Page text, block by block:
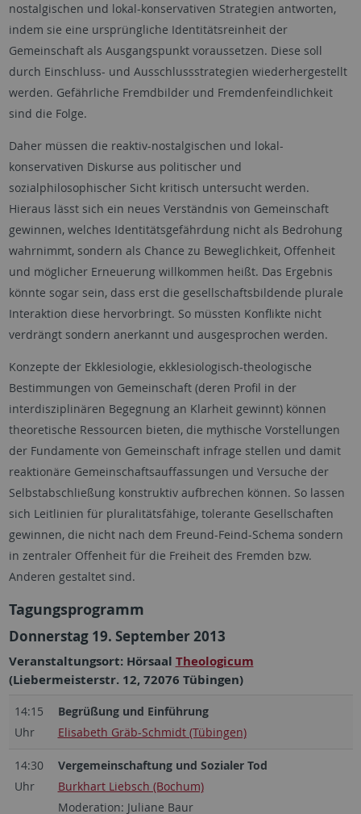
nostalgischen und lokal-konservativen Strategien antworten,
indem sie eine ursprüngliche Identitätsreinheit der
Gemeinschaft als Ausgangspunkt voraussetzen. Diese soll
durch Einschluss- und Ausschlussstrategien wiederhergestellt
werden. Gefährliche Fremdbilder und Fremdenfeindlichkeit
sind die Folge.
Daher müssen die reaktiv-nostalgischen und lokal-
konservativen Diskurse aus politischer und
sozialphilosophischer Sicht kritisch untersucht werden.
Hieraus lässt sich ein neues Verständnis von Gemeinschaft
gewinnen, welches Identitätsgefährdung nicht als Bedrohung
wahrnimmt, sondern als Chance zu Beweglichkeit, Offenheit
und möglicher Erneuerung willkommen heißt. Das Ergebnis
könnte sogar sein, dass erst die gesellschaftsbildende plurale
Interaktion diese hervorbringt. So müssten Konflikte nicht
verdrängt sondern anerkannt und ausgesprochen werden.
Konzepte der Ekklesiologie, ekklesiologisch-theologische
Bestimmungen von Gemeinschaft (deren Profil in der
interdisziplinären Begegnung an Klarheit gewinnt) können
theoretische Ressourcen bieten, die mythische Vorstellungen
der Fundamente von Gemeinschaft infrage stellen und damit
reaktionäre Gemeinschaftsauffassungen und Versuche der
Selbstabschließung konstruktiv aufbrechen können. So lassen
sich Leitlinien für pluralitätsfähige, tolerante Gesellschaften
gewinnen, die nicht nach dem Freund-Feind-Schema sondern
in zentraler Offenheit für die Freiheit des Fremden bzw.
Anderen gestaltet sind.
Tagungsprogramm
Donnerstag 19. September 2013
Veranstaltungsort: Hörsaal Theologicum
(Liebermeisterstr. 12, 72076 Tübingen)
14:15
Uhr
Begrüßung und Einführung
Elisabeth Gräb-Schmidt (Tübingen)
14:30
Uhr
Vergemeinschaftung und Sozialer Tod
Burkhart Liebsch (Bochum)
Moderation: Juliane Baur